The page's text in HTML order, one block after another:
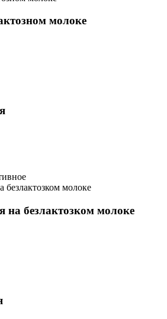
молоке
на безлактозком молоке